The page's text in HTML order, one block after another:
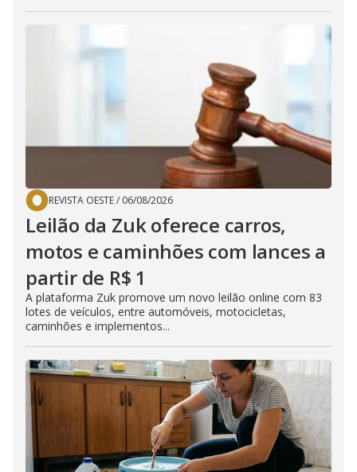
REVISTA OESTE/ 06/08/2026
Leilão da Zuk oferece carros,
motos e caminhões com lances a
partir de R$ 1
A plataforma Zuk promove um novo leilão online com 83
lotes de veículos, entre automóveis, motocicletas,
caminhões e implementos...